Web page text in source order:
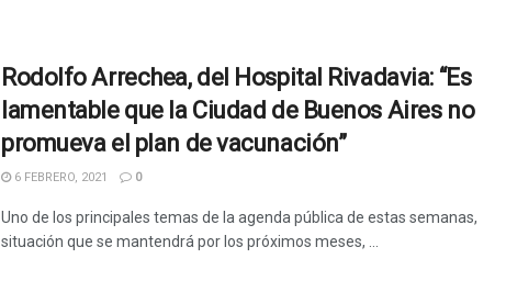
Rodolfo Arrechea, del Hospital Rivadavia: “Es
lamentable que la Ciudad de Buenos Aires no
promueva el plan de vacunación”
6 FEBRERO, 2021 0
Uno de los principales temas de la agenda pública de estas semanas,
situación que se mantendrá por los próximos meses, ...